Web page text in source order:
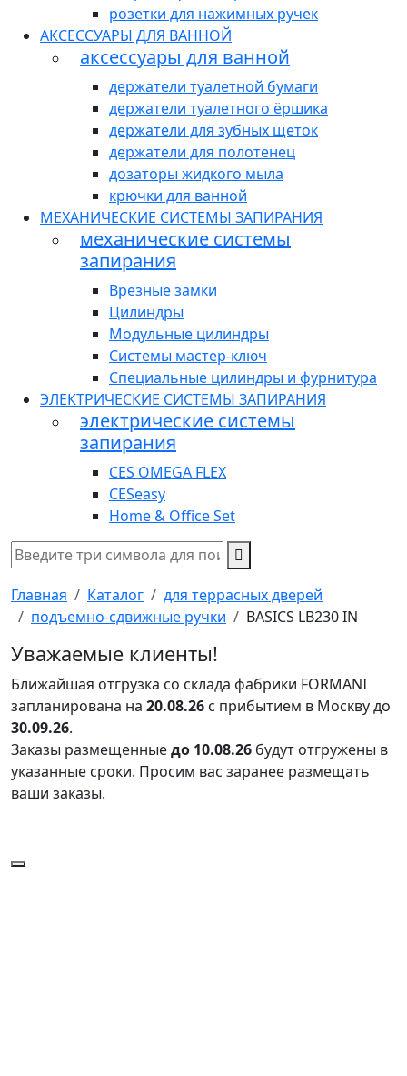
розетки для нажимных ручек
АКСЕССУАРЫ ДЛЯ ВАННОЙ
аксессуары для ванной
держатели туалетной бумаги
держатели туалетного ёршика
держатели для зубных щеток
держатели для полотенец
дозаторы жидкого мыла
крючки для ванной
МЕХАНИЧЕСКИЕ СИСТЕМЫ ЗАПИРАНИЯ
механические системы
запирания
Врезные замки
Цилиндры
Модульные цилиндры
Системы мастер-ключ
Специальные цилиндры и фурнитура
ЭЛЕКТРИЧЕСКИЕ СИСТЕМЫ ЗАПИРАНИЯ
электрические системы
запирания
CES OMEGA FLEX
CESeasy
Home & Office Set
Главная Каталог
для террасных дверей
подъемно-сдвижные ручки
BASICS LB230 IN
Уважаемые клиенты!
Ближайшая отгрузка со склада фабрики FORMANI
запланирована на 20.08.26 с прибытием в Москву до
30.09.26.
Заказы размещенныедо 10.08.26 будут отгружены в
указанные сроки. Просим вас заранее размещать
ваши заказы.